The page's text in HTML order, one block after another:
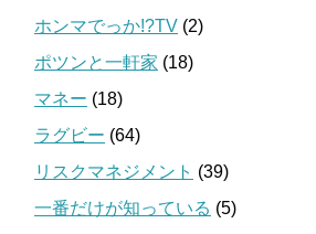
ホンマでっか!?TV (2)
ポツンと一軒家 (18)
マネー (18)
ラグビー (64)
リスクマネジメント (39)
一番だけが知っている (5)